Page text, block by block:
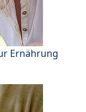
Ernährung